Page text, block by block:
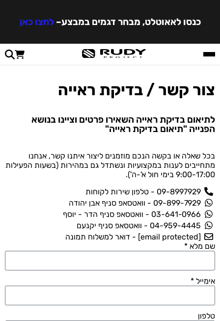
כנסו לאאוטלט, מבחר דגמים במבצע–לחצו כאן
צור קשר / בדיקת ראייה
לתיאום בדיקת ראייה השאירו פרטים וציינו בנושא
הפנייה "תיאום בדיקת ראייה"
שם מלא *
אימייל *
טלפון
בכל שאלה או בקשה הנכם מוזמנים ליצור איתנו קשר, אנחנו
מתחייבים לענות במקצועיות ונשתדל גם במהירות (בשעות הפעילות
9:00-17:00 בימי חול א'-ה').
09-8997929 - טלפון שירות לקוחות
09-899-7929 - וואטסאפ סניף אבן יהודה
03-641-0966 - וואטסאפ סניף הדר - יוסף
04-959-4445 - וואטסאפ סניף יקנעם
[email protected]
- דואר למשלוח תמונה